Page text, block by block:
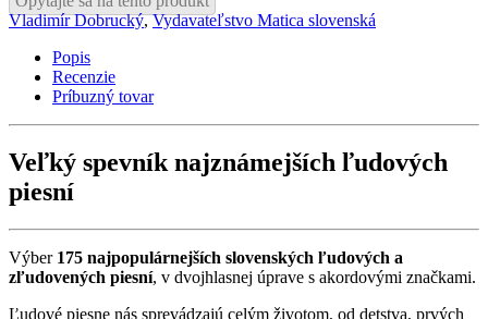
Vladimír Dobrucký,Vydavateľstvo Matica slovenská
Popis
Recenzie
Príbuzný tovar
Veľký spevník najznámejších ľudových
piesní
Výber 175 najpopulárnejších slovenských ľudových a
zľudovených piesní, v dvojhlasnej úprave s akordovými značkami.
Ľudové piesne nás sprevádzajú celým životom, od detstva, prvých